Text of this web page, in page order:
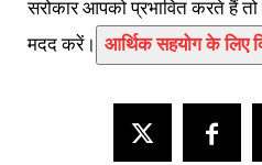
सरोकार आपको प्रभावित करते हैं
मदद करें। आर्थिक सहयोग के लिए